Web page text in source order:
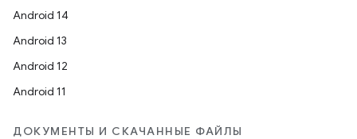
Android 14
Android 13
Android 12
Android 11
ДОКУМЕНТЫ И СКАЧАННЫЕ ФАЙЛЫ